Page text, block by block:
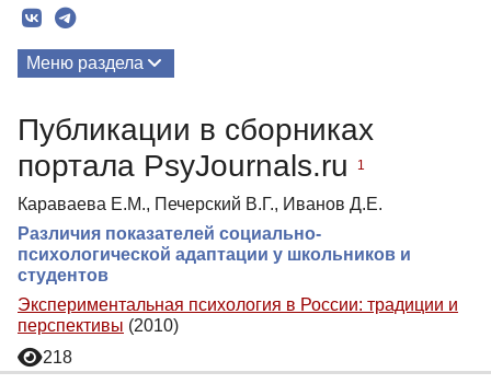
Меню раздела
Публикации в сборниках
портала PsyJournals.ru
1
Караваева Е.М., Печерский В.Г., Иванов Д.Е.
Различия показателей социально-
психологической адаптации у школьников и
студентов
Экспериментальная психология в России: традиции и
перспективы (2010)
218